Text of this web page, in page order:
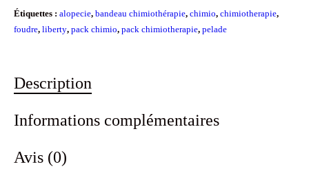
Étiquettes : alopecie, bandeau chimiothérapie, chimio, chimiotherapie,
foudre, liberty, pack chimio, pack chimiotherapie, pelade
Description
Informations complémentaires
Avis (0)